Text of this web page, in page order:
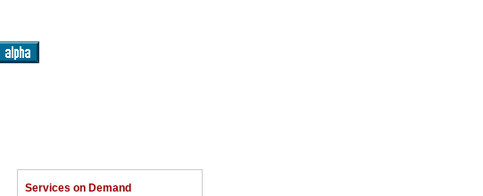
Services on Demand